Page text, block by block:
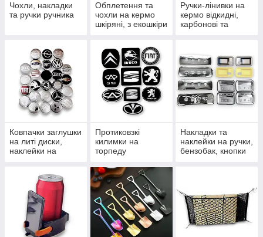
Чохли, накладки
та ручки ручника
Обплетення та
чохли на кермо
шкіряні, з екошкіри
Ручки-лінивки на
кермо відкидні,
карбонові та
Ковпачки заглушки
на литі диски,
наклейки на
Протиковзкі
килимки на
торпеду
силіконові та в
рулонах
Накладки та
наклейки на ручки,
бензобак, кнопки